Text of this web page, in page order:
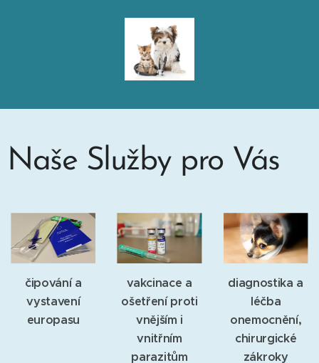
Naše Služby pro Vás
čipování a
vystavení
europasu
vakcinace a
ošetření proti
vnějším i
vnitřním
parazitům
diagnostika a
léčba
onemocnění,
chirurgické
zákroky